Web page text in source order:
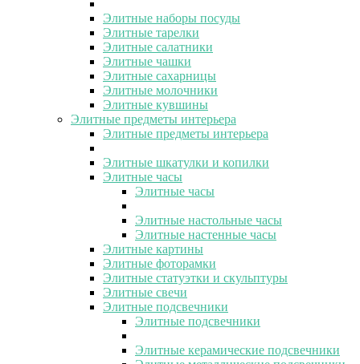
Элитные наборы посуды
Элитные тарелки
Элитные салатники
Элитные чашки
Элитные сахарницы
Элитные молочники
Элитные кувшины
Элитные предметы интерьера
Элитные предметы интерьера
Элитные шкатулки и копилки
Элитные часы
Элитные часы
Элитные настольные часы
Элитные настенные часы
Элитные картины
Элитные фоторамки
Элитные статуэтки и скульптуры
Элитные свечи
Элитные подсвечники
Элитные подсвечники
Элитные керамические подсвечники